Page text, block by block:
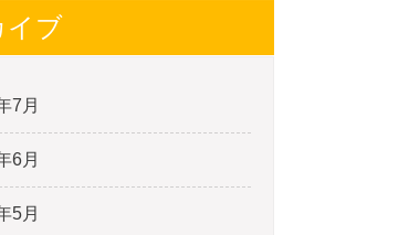
イブ
7月
6月
5月